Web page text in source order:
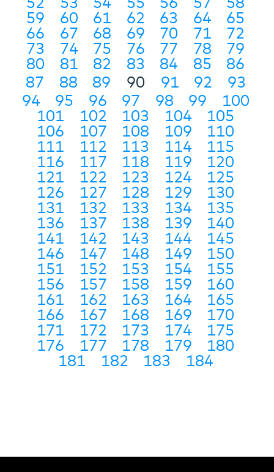
52
53 54 55 56 57
58
59
60 61 62 63 64
65
66
67 68 69 70 71
72
73
74 75 76 77 78
79
80
81 82 83 84 85
86
87
88 89 90 91 92
93
94
95 96 97 98 99
100
101
102 103 104
105
106
107 108 109
110
111
112 113 114
115
116
117 118 119
120
121
122 123 124
125
126
127 128 129
130
131
132 133 134
135
136
137 138 139
140
141
142 143 144
145
146
147 148 149
150
151
152 153 154
155
156
157 158 159
160
161
162 163 164
165
166
167 168 169
170
171
172 173 174
175
176
177 178 179
180
181
182 183 184